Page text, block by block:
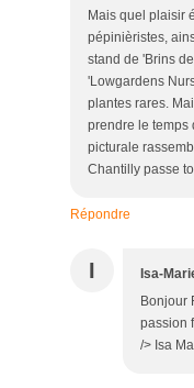
Mais quel plaisir
pépinièristes,
stand de 'Brins
'Lowgardens
plantes rares.
prendre le temps
picturale
Chantilly passe
Répondre
I Isa-
Bonjour
passion
/> Isa